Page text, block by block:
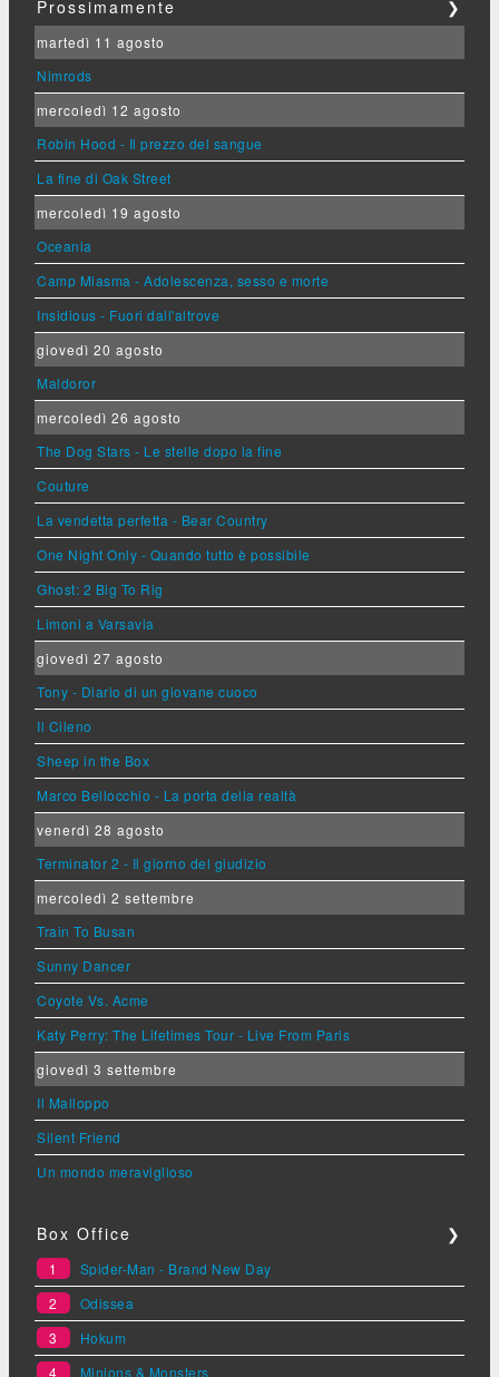
Prossimamente ❯
martedì 11 agosto
Nimrods
mercoledì 12 agosto
Robin Hood - Il prezzo del sangue
La fine di Oak Street
mercoledì 19 agosto
Oceania
Camp Miasma - Adolescenza, sesso e morte
Insidious - Fuori dall'altrove
giovedì 20 agosto
Maldoror
mercoledì 26 agosto
The Dog Stars - Le stelle dopo la fine
Couture
La vendetta perfetta - Bear Country
One Night Only - Quando tutto è possibile
Ghost: 2 Big To Rig
Limoni a Varsavia
giovedì 27 agosto
Tony - Diario di un giovane cuoco
Il Cileno
Sheep in the Box
Marco Bellocchio - La porta della realtà
venerdì 28 agosto
Terminator 2 - Il giorno del giudizio
mercoledì 2 settembre
Train To Busan
Sunny Dancer
Coyote Vs. Acme
Katy Perry: The Lifetimes Tour - Live From Paris
giovedì 3 settembre
Il Malloppo
Silent Friend
Un mondo meraviglioso
Box Office ❯
1
Spider-Man - Brand New Day
2
Odissea
3
Hokum
4
Minions & Monsters